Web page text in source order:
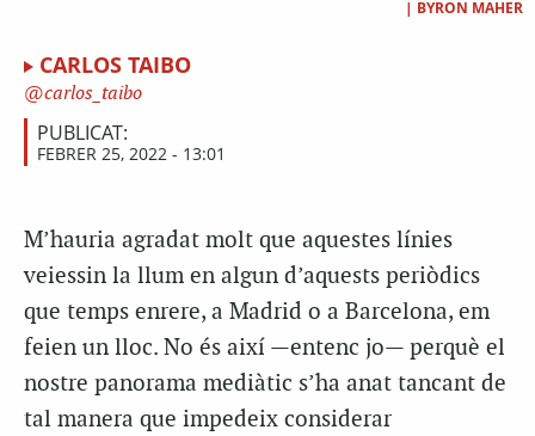
| BYRON MAHER
CARLOS TAIBO
carlos_taibo
PUBLICAT:
FEBRER 25, 2022 - 13:01
M’hauria agradat molt que aquestes línies
veiessin la llum en algun d’aquests periòdics
que temps enrere, a Madrid o a Barcelona, em
feien un lloc. No és així —entenc jo— perquè el
nostre panorama mediàtic s’ha anat tancant de
tal manera que impedeix considerar